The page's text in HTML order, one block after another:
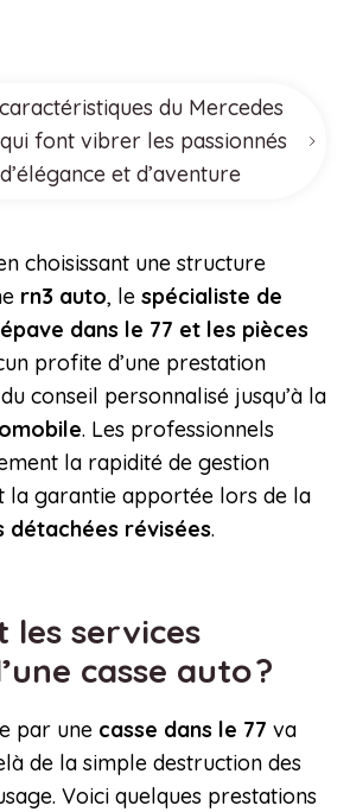
du Mercedes
font vibrer les passionnés
d’élégance et d’aventure
choisissant une structure
rn3 auto, le spécialiste de
dans le 77 et les pièces
profite d’une prestation
conseil personnalisé jusqu’à la
. Les professionnels
la rapidité de gestion
la garantie apportée lors de la
détachées révisées.
les services
casse auto ?
par une casse dans le 77 va
de la simple destruction des
Voici quelques prestations